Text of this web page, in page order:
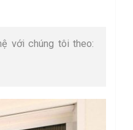
với chúng tôi theo: